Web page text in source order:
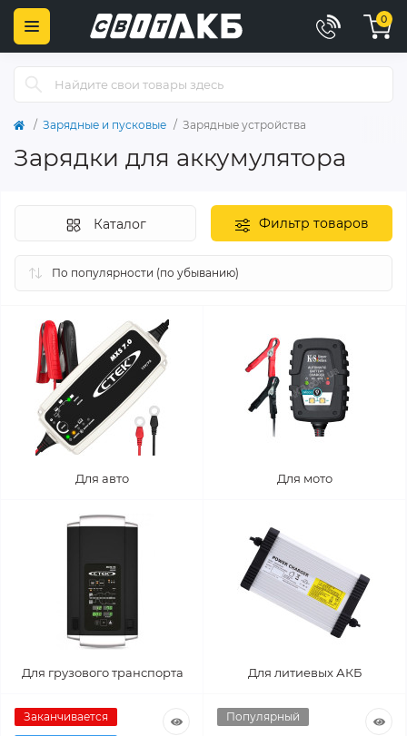
0
Зарядные и пусковые Зарядные устройства
Зарядки для аккумулятора
Фильтр товаров
Каталог
Для авто Для мото
Для грузового транспорта Для литиевых АКБ
Заканчивается
Популярный